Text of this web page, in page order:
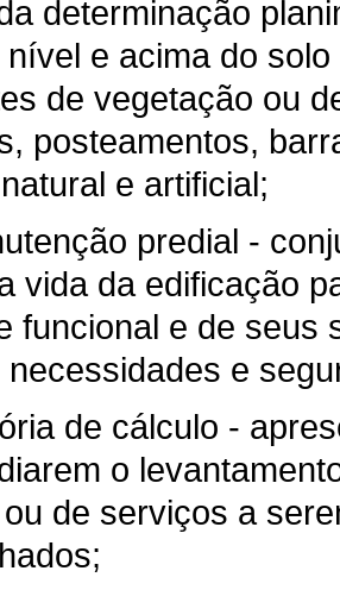
determinação
e acima do
de vegetação ou
posteamentos,
e artificial;
predial -
vida da edificação
funcional e de seus
necessidades e
de cálculo -
o
de serviços a